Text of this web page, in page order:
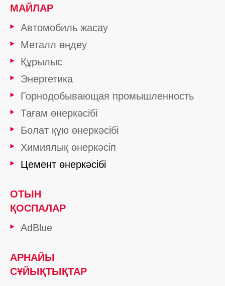
МАЙЛАР
Автомобиль жасау
Металл өңдеу
Құрылыс
Энергетика
Горнодобывающая промышленность
Тағам өнеркәсібі
Болат құю өнеркәсібі
Химиялық өнеркәсіп
Цемент өнеркәсібі
ОТЫН
ҚОСПАЛАР
AdBlue
АРНАЙЫ
СҰЙЫҚТЫҚТАР